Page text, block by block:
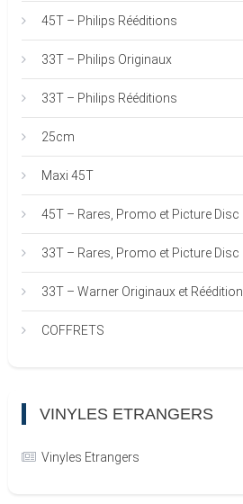
45T – Philips Rééditions
33T – Philips Originaux
33T – Philips Rééditions
25cm
Maxi 45T
45T – Rares, Promo et Picture Disc
33T – Rares, Promo et Picture Disc
33T – Warner Originaux et Réédition
COFFRETS
VINYLES ETRANGERS
Vinyles Etrangers